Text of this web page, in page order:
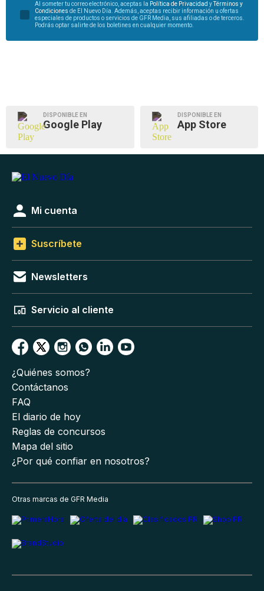
Al someter tu correo electrónico, aceptas la Política de Privacidad yTérminos y
Condiciones de El Nuevo Día. Además, aceptas recibir información u ofertas
especiales de productos o servicios de GFR Media, sus afiliadas o de terceros.
Podrás optar salirte de los boletines en cualquier momento.
DISPONIBLE EN
Google Play
DISPONIBLE EN
App Store
Mi cuenta
Suscríbete
Newsletters
Servicio al cliente
¿Quiénes somos?
Contáctanos
FAQ
El diario de hoy
Reglas de concursos
Mapa del sitio
¿Por qué confiar en nosotros?
Otras marcas de GFR Media